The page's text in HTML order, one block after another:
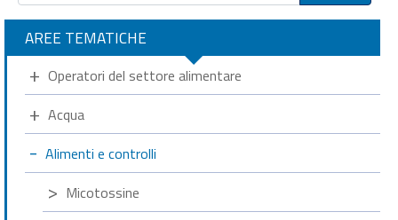
AREE TEMATICHE
Operatori del settore alimentare
Acqua
Alimenti e controlli
Micotossine